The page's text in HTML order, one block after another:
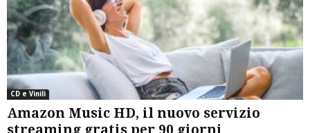
CD e Vinili
Amazon Music HD, il nuovo servizio
streaming gratis per 90 giorni